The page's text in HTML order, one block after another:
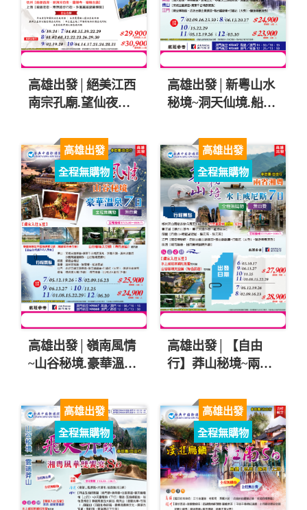
高雄出發│絕美江西
南宗孔廟.望仙夜景.
靈山仙境.龍虎山8日
$29000起
高雄出發│新粵山水
秘境~洞天仙境.船遊
園.豪華溫泉6日
$23900起
高雄出發
全程無購物
高雄出發│嶺南風情
~山谷秘境.豪華溫泉
高雄出發
全程無購物
高雄出發│【自由
行】莽山秘境~兩省
湖.水上威尼斯七日
$27900起
高雄出發
全程無購物
高雄出發
全程無購物